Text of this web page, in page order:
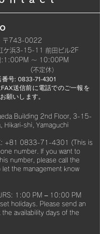
〒743-0022
ケ浜3-15-11 前田ビル2F
:1:00PM 〜 10:00PM
定休）
番号: 0833-71-4301
送信前に電話でのご一報を
お願いします。​
Building 2nd Floor, 3-15-
Hikari-shi, Yamaguchi
+81 0833-71-4301
(This is
number. If you want to
number, please call the
let the management know
1:00 PM – 10:00 PM
holidays. Please send an
the availability days of the